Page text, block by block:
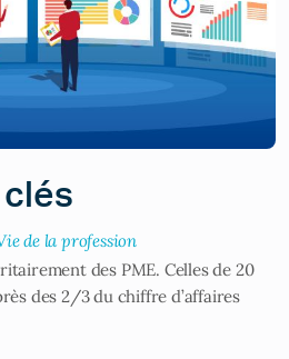
de la profession
des PME. Celles de 20
des 2/3 du chiffre d’affaires